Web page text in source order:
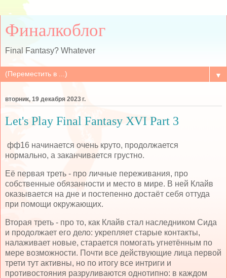
Финалкоблог
Final Fantasy? Whatever
▼
вторник, 19 декабря 2023 г.
Let's Play Final Fantasy XVI Part 3
фф16 начинается очень круто, продолжается
нормально, а заканчивается грустно.
Её первая треть - про личные переживания, про
собственные обязанности и место в мире. В ней Клайв
оказывается на дне и постепенно достаёт себя оттуда
при помощи окружающих.
Вторая треть - про то, как Клайв стал наследником Сида
и продолжает его дело: укрепляет старые контакты,
налаживает новые, старается помогать угнетённым по
мере возможности. Почти все действующие лица первой
трети тут активны, но по итогу все интриги и
противостояния разруливаются однотипно: в каждом